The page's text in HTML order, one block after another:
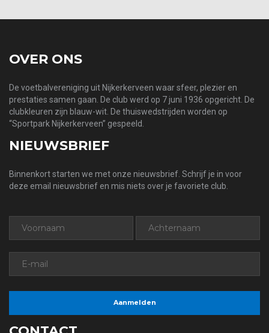
OVER ONS
De voetbalvereniging uit Nijkerkerveen waar sfeer, plezier en
prestaties samen gaan. De club werd op 7 juni 1936 opgericht. De
clubkleuren zijn blauw-wit. De thuiswedstrijden worden op
“Sportpark Nijkerkerveen” gespeeld.
NIEUWSBRIEF
Binnenkort starten we met onze nieuwsbrief. Schrijf je in voor
deze email nieuwsbrief en mis niets over je favoriete club.